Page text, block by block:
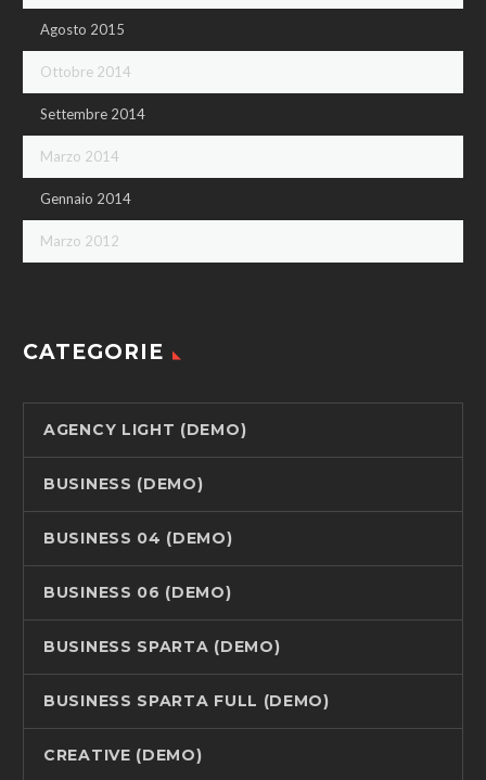
Agosto 2015
Ottobre 2014
Settembre 2014
Marzo 2014
Gennaio 2014
Marzo 2012
CATEGORIE
AGENCY LIGHT (DEMO)
BUSINESS (DEMO)
BUSINESS 04 (DEMO)
BUSINESS 06 (DEMO)
BUSINESS SPARTA (DEMO)
BUSINESS SPARTA FULL (DEMO)
CREATIVE (DEMO)